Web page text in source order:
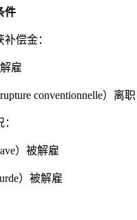
件
偿金：
雇
conventionnelle）离职
）被解雇
）被解雇